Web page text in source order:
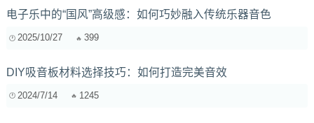
电子乐中的“国风”高级感：如何巧妙融入传统乐器音色
2025/10/27 399
DIY吸音板材料选择技巧：如何打造完美音效
2024/7/14 1245